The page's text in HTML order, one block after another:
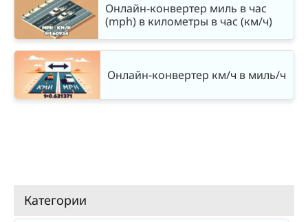
Онлайн-конвертер миль в час
(mph) в километры в час (км/ч)
Онлайн-конвертер км/ч в миль/ч
Категории